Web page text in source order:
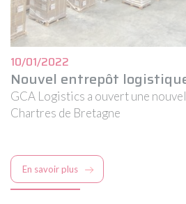
10/01/2022
Nouvel entrepôt
GCA Logistics a ouvert une
Chartres de Bretagne
En savoir plus